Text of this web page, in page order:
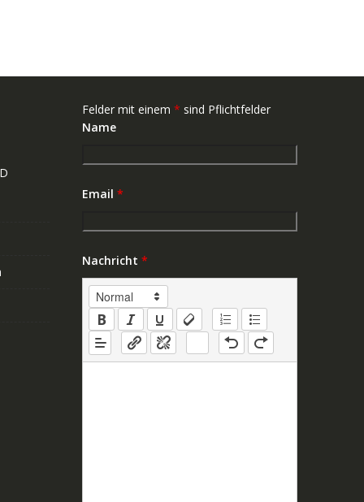
Felder mit einem * sind Pflichtfelder
Name
Email *
Nachricht *